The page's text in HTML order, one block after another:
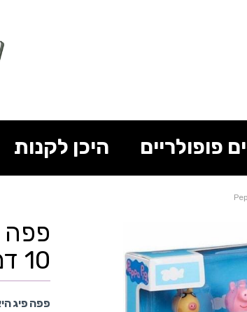
פופולריים היכן לקנות
פפה
10 דמויות
פפה פיג